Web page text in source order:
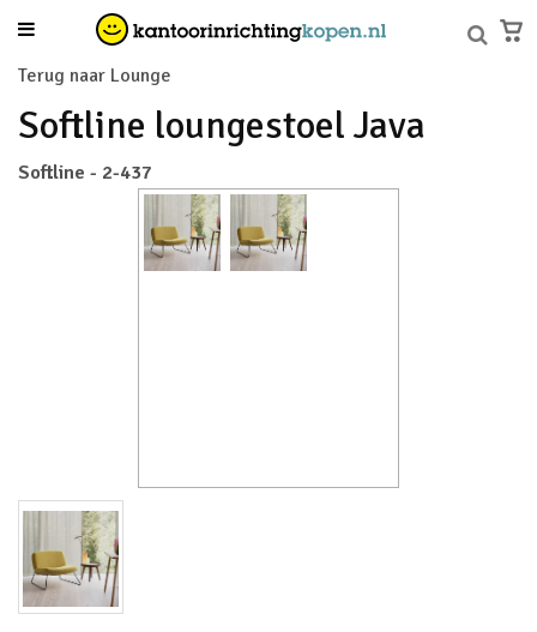
Terug naar Lounge
Softline loungestoel Java
Softline - 2-437